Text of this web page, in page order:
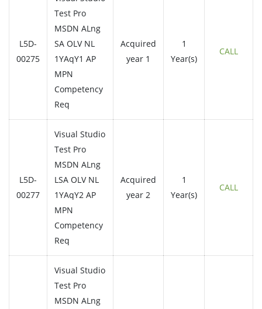
L5D-
00275
Test Pro
MSDN ALng
SA OLV NL
1YAqY1 AP
MPN
Competency
Req
Acquired
year 1
1
Year(s)
CALL
L5D-
00277
Visual Studio
Test Pro
MSDN ALng
LSA OLV NL
1YAqY2 AP
MPN
Competency
Req
Acquired
year 2
1
Year(s)
CALL
Visual Studio
Test Pro
MSDN ALng